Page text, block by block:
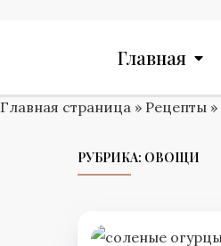
Главная
Главная страница » Рецепты »
РУБРИКА: ОВОЩИ